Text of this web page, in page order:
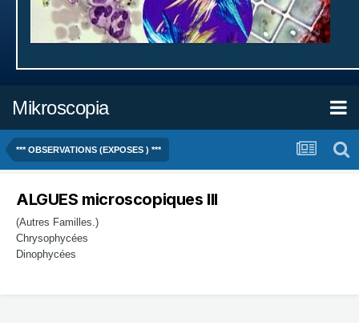
Mikroscopia
*** OBSERVATIONS (EXPOSES ) ***
ALGUES microscopiques III
(Autres Familles.)
Chrysophycées
Dinophycées